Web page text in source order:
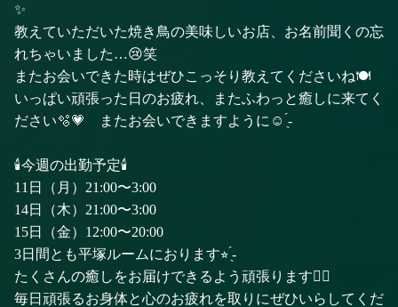
✨
教えていただいた焼き鳥の美味しいお店、お名前聞くの忘
れちゃいました…😢笑
またお会いできた時はぜひこっそり教えてくださいね🍽️
いっぱい頑張った日のお疲れ、またふわっと癒しに来てく
ださい🫧💗 またお会いできますように☺️ ̖́-
🕯️今週の出勤予定🕯️
11日（月）21:00〜3:00
14日（木）21:00〜3:00
15日（金）12:00〜20:00
3日間とも平塚ルームにおります⭐︎ ̖́-
たくさんの癒しをお届けできるよう頑張ります✊🏻
毎日頑張るお身体と心のお疲れを取りにぜひいらしてくだ